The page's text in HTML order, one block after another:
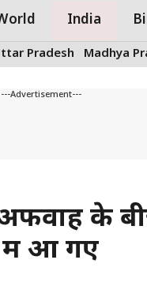
India
Pradesh Madhya
---Advertisement---
के
में आ गए